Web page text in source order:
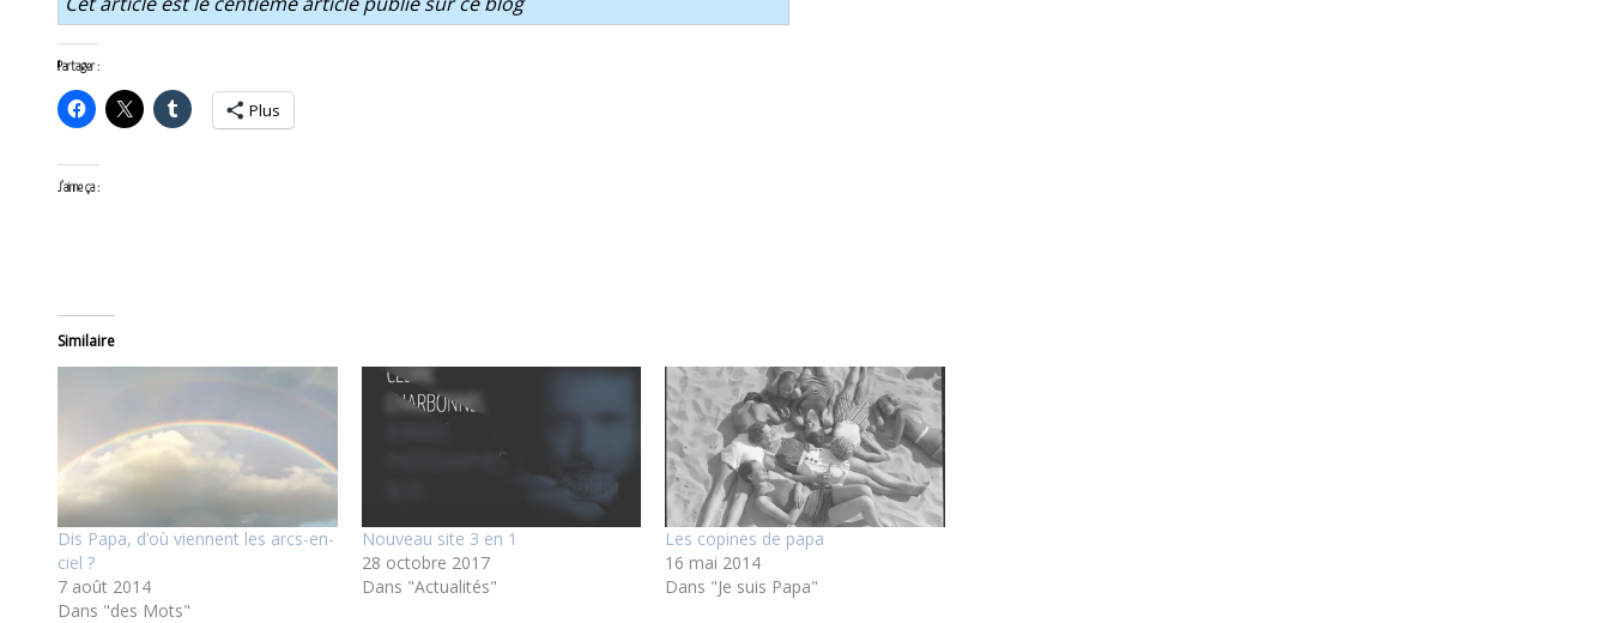
Partager :
Plus
J’aime ça :
Similaire
Dis Papa, d’où viennent les arcs-en-
ciel ?
7 août 2014
Dans "des Mots"
Nouveau site 3 en 1
28 octobre 2017
Dans "Actualités"
Les copines de papa
16 mai 2014
Dans "Je suis Papa"